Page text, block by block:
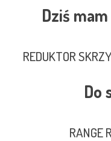
Dziś
REDUKTOR
Do
RANGE